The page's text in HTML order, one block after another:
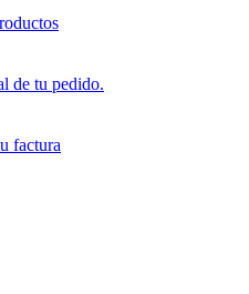
de tu pedido.
factura